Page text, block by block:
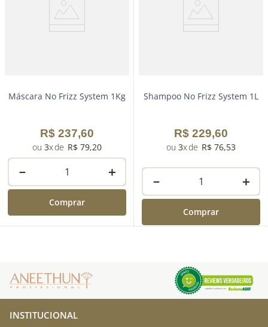
Máscara No Frizz System 1Kg
R$ 237,60
3 R$ 79,20
＋
－
Comprar
Shampoo No Frizz System 1L
R$ 229,60
3 R$ 76,53
＋
－
Comprar
INSTITUCIONAL